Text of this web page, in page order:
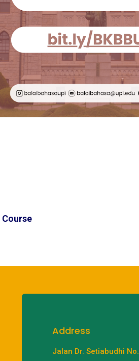
Address
Jalan Dr. Setiabudhi No.